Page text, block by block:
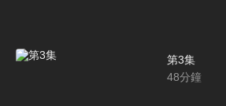
第3集
48分鐘